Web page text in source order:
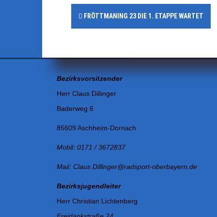
b
o
k
P
o
t
n
a
v
i
g
a
t
FRÖTTMANING 23 DIE 1. ETAPPE WARTET
Bezirksvorsitzender
Herr Claus Dillinger
Baderweg 6
85609 Aschheim-Dornach
Mobil: 0171 / 3672837
Mail: Claus.Dillinger@radsport-oberbayern.de
Bezirksjugendleiter
Herr Christian Lichtenberg